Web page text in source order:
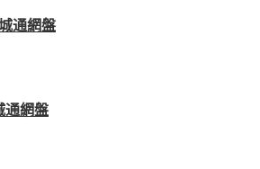
通網盤
通網盤